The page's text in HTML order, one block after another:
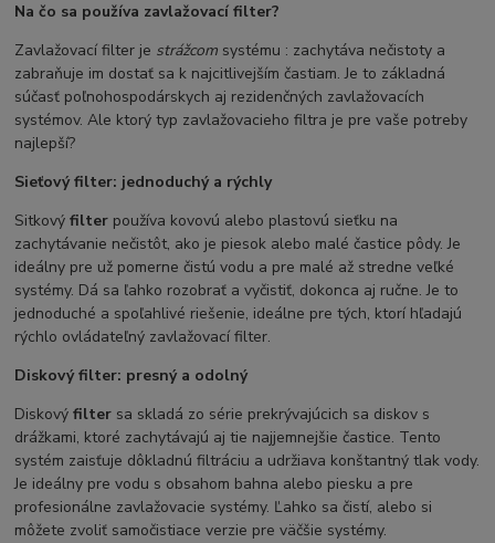
Na čo sa používa zavlažovací filter?
Zavlažovací filter je strážcom systému : zachytáva nečistoty a
zabraňuje im dostať sa k najcitlivejším častiam. Je to základná
súčasť poľnohospodárskych aj rezidenčných zavlažovacích
systémov. Ale ktorý typ zavlažovacieho filtra je pre vaše potreby
najlepší?
Sieťový filter: jednoduchý a rýchly
Sitkovýfilter používa kovovú alebo plastovú sieťku na
zachytávanie nečistôt, ako je piesok alebo malé častice pôdy. Je
ideálny pre už pomerne čistú vodu a pre malé až stredne veľké
systémy. Dá sa ľahko rozobrať a vyčistiť, dokonca aj ručne. Je to
jednoduché a spoľahlivé riešenie, ideálne pre tých, ktorí hľadajú
rýchlo ovládateľný zavlažovací filter.
Diskový filter: presný a odolný
Diskovýfilter sa skladá zo série prekrývajúcich sa diskov s
drážkami, ktoré zachytávajú aj tie najjemnejšie častice. Tento
systém zaisťuje dôkladnú filtráciu a udržiava konštantný tlak vody.
Je ideálny pre vodu s obsahom bahna alebo piesku a pre
profesionálne zavlažovacie systémy. Ľahko sa čistí, alebo si
môžete zvoliť samočistiace verzie pre väčšie systémy.